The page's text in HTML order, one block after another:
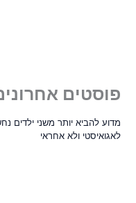
פוסטים
מדוע להביא יותר משני ילדים
לאגואיסטי ולא אחראי